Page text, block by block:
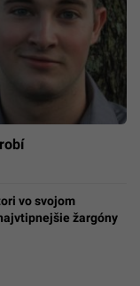
vo svojom
žargóny